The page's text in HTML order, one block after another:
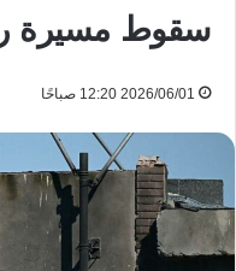
سقوط مسيرة
2026/06/01 12:20 صباحًا